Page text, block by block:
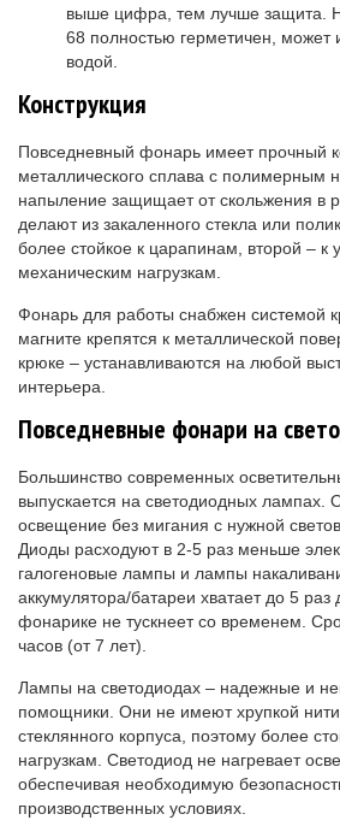
выше цифра, тем лучше защита.
68 полностью герметичен, может
водой.
Конструкция
Повседневный фонарь имеет прочный
металлического сплава с полимерным
напыление защищает от скольжения в
делают из закаленного стекла или
более стойкое к царапинам, второй – к
механическим нагрузкам.
Фонарь для работы снабжен системой
магните крепятся к металлической
крюке – устанавливаются на любой
интерьера.
Повседневные фонари на
Большинство современных
выпускается на светодиодных лампах.
освещение без мигания с нужной
Диоды расходуют в 2-5 раз меньше
галогеновые лампы и лампы
аккумулятора/батареи хватает до 5
фонарике не тускнеет со временем.
часов (от 7 лет).
Лампы на светодиодах – надежные и
помощники. Они не имеют хрупкой
стеклянного корпуса, поэтому более
нагрузкам. Светодиод не нагревает
обеспечивая необходимую
производственных условиях.